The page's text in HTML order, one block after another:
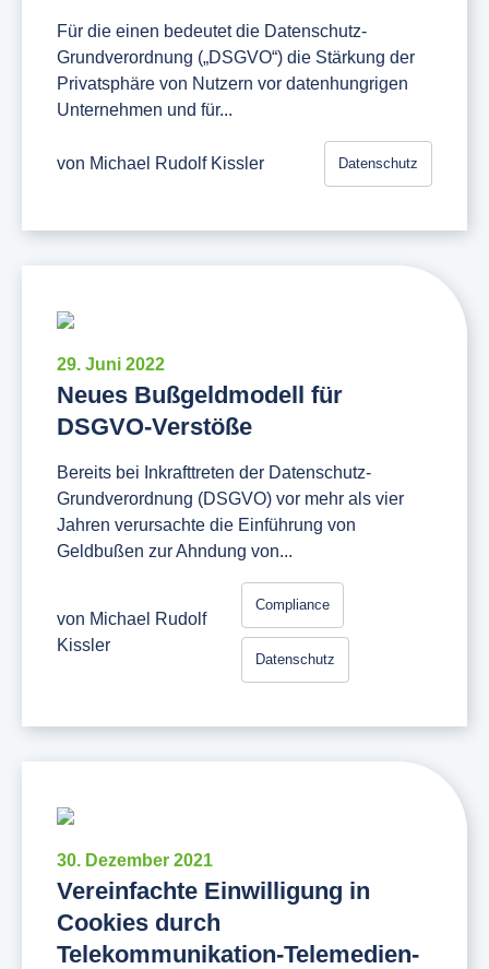
Für die einen bedeutet die Datenschutz-
Grundverordnung („DSGVO“) die Stärkung der
Privatsphäre von Nutzern vor datenhungrigen
Unternehmen und für...
von Michael Rudolf Kissler Datenschutz
29. Juni 2022
Neues Bußgeldmodell für
DSGVO-Verstöße
Bereits bei Inkrafttreten der Datenschutz-
Grundverordnung (DSGVO) vor mehr als vier
Jahren verursachte die Einführung von
Geldbußen zur Ahndung von...
von Michael Rudolf
Kissler
Compliance
Datenschutz
30. Dezember 2021
Vereinfachte Einwilligung in
Cookies durch
Telekommunikation-Telemedien-